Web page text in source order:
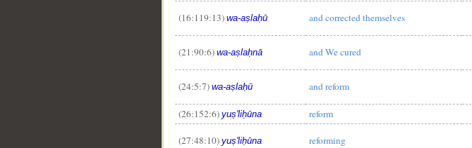
(16:119:13) wa-aṣlaḥū and corrected themselves
(21:90:6) wa-aṣlaḥnā and We cured
(24:5:7) wa-aṣlaḥū and reform
(26:152:6) yuṣ'liḥūna reform
(27:48:10) yuṣ'liḥūna reforming